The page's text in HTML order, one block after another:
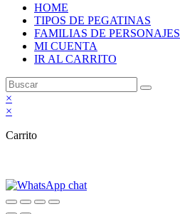
HOME
TIPOS DE PEGATINAS
FAMILIAS DE PERSONAJES
MI CUENTA
IR AL CARRITO
×
×
Carrito